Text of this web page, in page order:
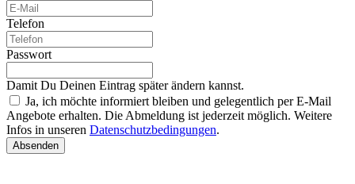
Telefon
Passwort
Damit Du Deinen Eintrag später ändern kannst.
Ja, ich möchte informiert bleiben und gelegentlich per E-Mail
Angebote erhalten. Die Abmeldung ist jederzeit möglich. Weitere
Infos in unseren Datenschutzbedingungen.
Absenden